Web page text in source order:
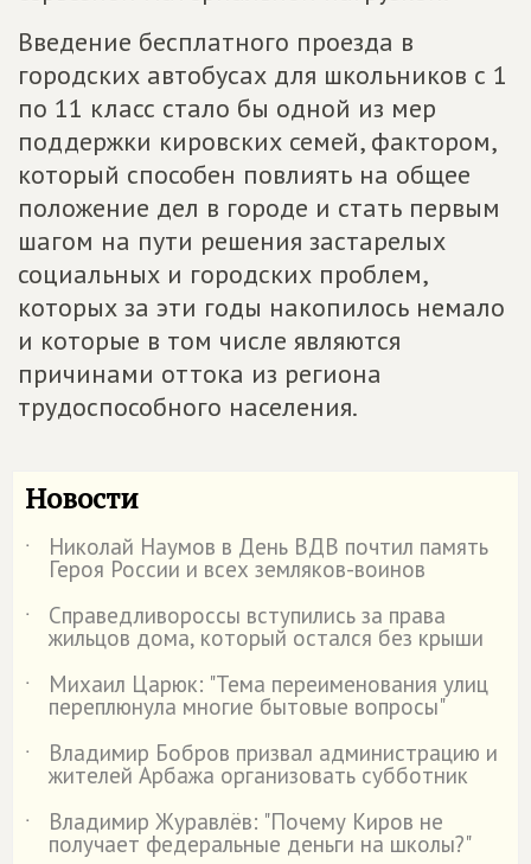
Введение бесплатного проезда в
городских автобусах для школьников с 1
по 11 класс стало бы одной из мер
поддержки кировских семей, фактором,
который способен повлиять на общее
положение дел в городе и стать первым
шагом на пути решения застарелых
социальных и городских проблем,
которых за эти годы накопилось немало
и которые в том числе являются
причинами оттока из региона
трудоспособного населения.
Новости
˙ Николай Наумов в День ВДВ почтил память
Героя России и всех земляков-воинов
˙
Справедливороссы вступились за права
жильцов дома, который остался без крыши
˙
Михаил Царюк: "Тема переименования улиц
переплюнула многие бытовые вопросы"
˙
Владимир Бобров призвал администрацию и
жителей Арбажа организовать субботник
˙
Владимир Журавлёв: "Почему Киров не
получает федеральные деньги на школы?"